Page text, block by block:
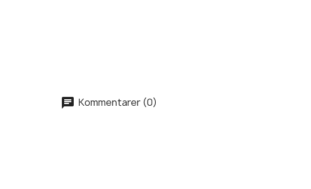
Kommentarer (0)